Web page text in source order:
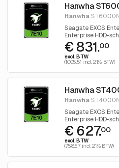
Hanwha
Hanwha
Seagate EXOS
Enterprise HDD-
SATA 6 Gb/s
€ 831.00
excl. BTW
(1,005.51 incl. 21% BTW)
Hanwha
Hanwha
Seagate EXOS
Enterprise HDD-
SATA 6 Gb/s
€ 627.00
excl. BTW
(758.67 incl. 21% BTW)